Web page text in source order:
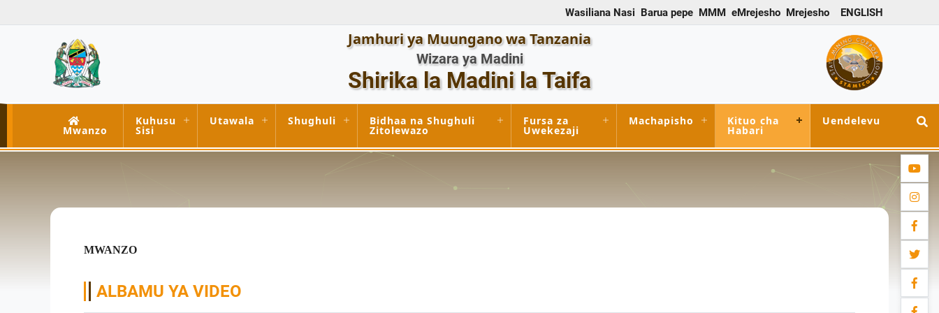
Wasiliana Nasi Barua pepe MMM eMrejesho Mrejesho ENGLISH
Jamhuri ya Muungano wa Tanzania
Wizara ya Madini
Shirika la Madini la Taifa
Mwanzo
Kuhusu
Sisi
Utawala Shughuli Bidhaa na Shughuli
Zitolewazo
Fursa za
Uwekezaji
Machapisho Kituo cha
Habari
Uendelevu
MWANZO
ALBAMU YA VIDEO
twitter